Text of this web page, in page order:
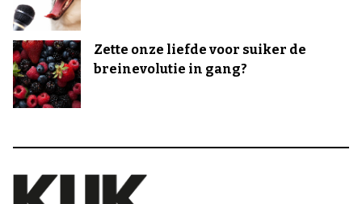
Zette onze liefde voor suiker de
breinevolutie in gang?